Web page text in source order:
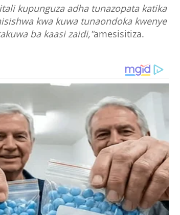
kupunguza adha tunazopata katika
kwa kuwa tunaondoka kwenye
ba kaasi zaidi,"amesisitiza.